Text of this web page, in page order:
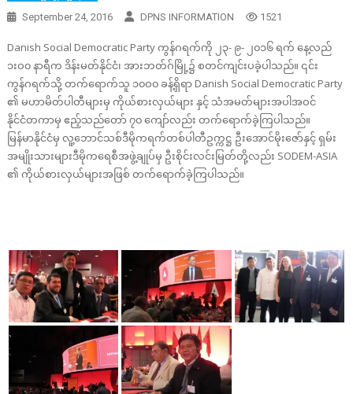
September 24, 2016 DPNS INFORMATION 1521
Danish Social Democratic Party ကွန်ဂရက်ကို ၂၃- ၉- ၂၀၁၆ ရက် နေ့လည်
၁းဝ၀ နာရီက ဒိန်းမတ်နိုင်ငံ၊ အားဘတ်ဂ်မြို့၌ စတင်ကျင်းပခဲ့ပါသည်။ ၎င်း
ကွန်ဂရက်သို့ တက်ရောက်သူ ၁၀ဝ၀ ခန့်ရှိရာ Danish Social Democratic Party
၏ မဟာမိတ်ပါတီများမှ ကိုယ်စားလှယ်များ နှင့် သံအမတ်များအပါအဝင်
နိုင်ငံတကာမှ ဧည့်သည်တော် ၇၀ ကျော်လည်း တက်ရောက်ခဲ့ကြပါသည်။
မြန်မာနိုင်ငံမှ လူ့ဘောင်သစ်ဒီမိုကရက်တစ်ပါတီဥက္ကဋ္ဌ ဦးအောင်မိုးဇော်နှင့် ရှမ်း
အမျိုးသားများဒီမိုကရေစီအဖွဲ့ချုပ်မှ ဦးစိုင်းလင်းမြတ်တို့လည်း SODEM-ASIA
၏ ကိုယ်စားလှယ်များအဖြစ် တက်ရောက်ခဲ့ကြပါသည်။